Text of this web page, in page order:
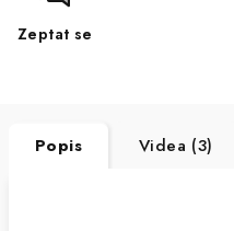
Zeptat se
Popis Videa (3)